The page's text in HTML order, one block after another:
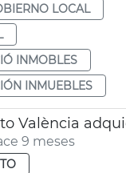
LOCAL
INMOBLES
INMUEBLES
9 meses